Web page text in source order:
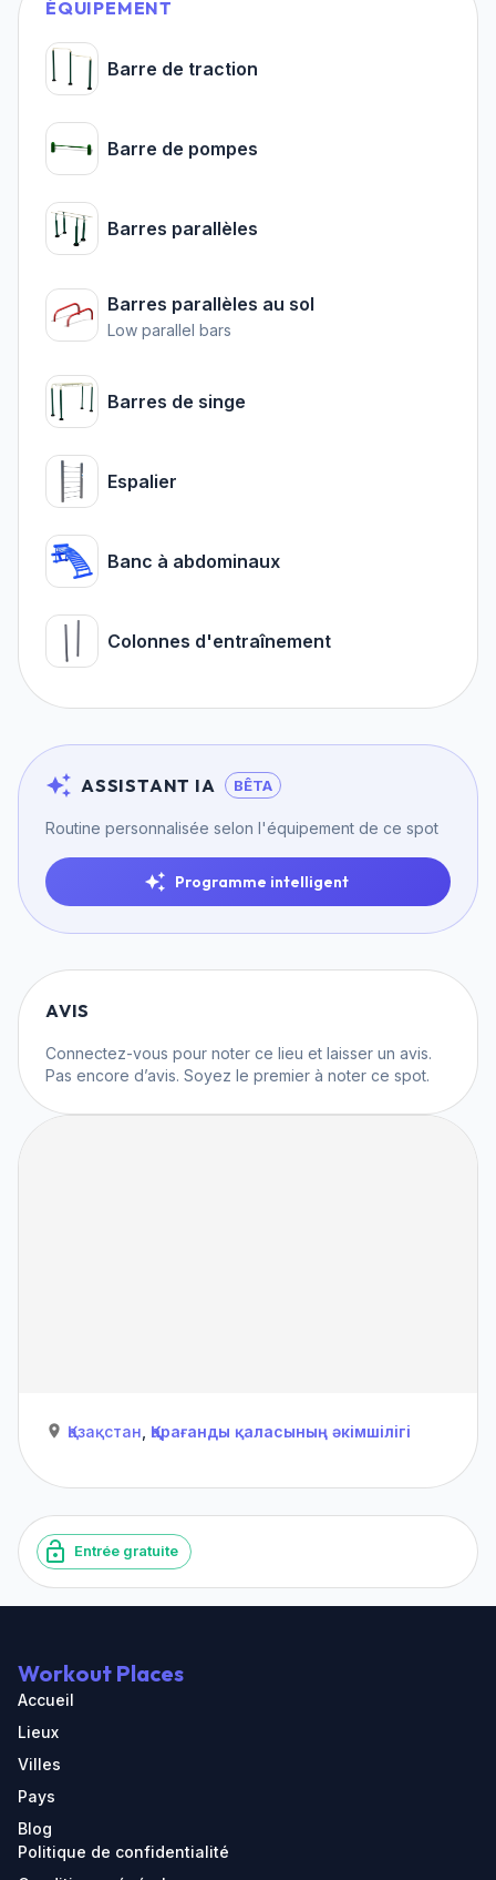
ÉQUIPEMENT
Barre de traction
Barre de pompes
Barres parallèles
Barres parallèles au sol
Low parallel bars
Barres de singe
Espalier
Banc à abdominaux
Colonnes d'entraînement
ASSISTANT IA BÊTA
Routine personnalisée selon l'équipement de ce spot
Programme intelligent
AVIS
Connectez-vous pour noter ce lieu et laisser un avis.
Pas encore d’avis. Soyez le premier à noter ce spot.
Қазақстан Қарағанды ​​қаласының әкімшілігі
Entrée gratuite
Workout Places
Accueil
Lieux
Villes
Pays
Blog
Politique de confidentialité